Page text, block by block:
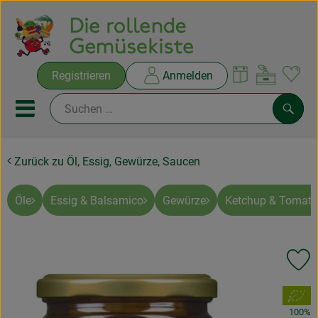
Registrieren Anmelden
Mobiles Menu öffnen oder
Ökokisten
Rezepte
Ökokisten
Zurück zu Öl, Essig, Gewürze, Saucen
Öle Essig & Balsamico Gewürze Ketchup &
, Verband:
100%